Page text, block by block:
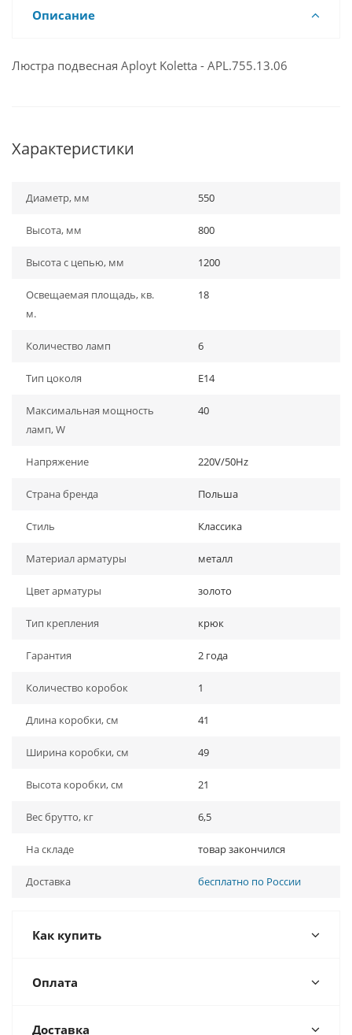
Описание
Люстра подвесная Aployt Koletta - APL.755.13.06
Характеристики
Диаметр, мм 550
Высота, мм 800
Высота с цепью, мм 1200
Освещаемая площадь, кв.
м.
18
Количество ламп 6
Тип цоколя E14
Максимальная мощность
ламп, W
40
Напряжение 220V/50Hz
Страна бренда Польша
Стиль Классика
Материал арматуры металл
Цвет арматуры золото
Тип крепления крюк
Гарантия 2 года
Количество коробок 1
Длина коробки, см 41
Ширина коробки, см 49
Высота коробки, см 21
Вес брутто, кг 6,5
На складе товар закончился
Доставка бесплатно по России
Как купить
Оплата
Доставка